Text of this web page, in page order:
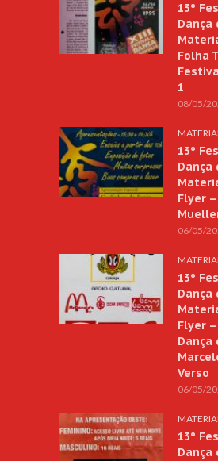
13º
Dança
Folha
1
08/05/
13º
Dança
Flyer
06/05/
13º
Dança
Flyer
Dança
Verso
06/05/
13º
Dança